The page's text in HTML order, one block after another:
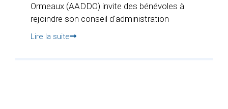
Ormeaux (AADDO) invite des bénévoles à
rejoindre son conseil d'administration
Lire la suite